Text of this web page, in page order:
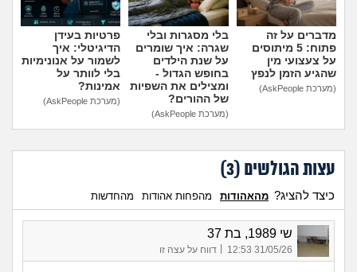
מדברים על זה
פתוח: 5 מיתוסים
על צעצועי מין
שהגיע הזמן לנפץ
(מערכת AskPeople)
בלי מסגרות ובלי
שגרה: איך שומרים
על שנת הילדים
בחופש הגדול -
ומצילים את השפיות
של ההורים?
(מערכת AskPeople)
פרטיות בעידן
הדיגיטלי: איך
לשמור על אנונימיות
בלי לוותר על
אמינות?
(מערכת AskPeople)
עצות הגולשים (3
)
כיצד להציג? מהאהודות מהפחות אהודות מהחדשות
שי 1989, בת 37
31/05/26 12:53 דווח על עצה זו